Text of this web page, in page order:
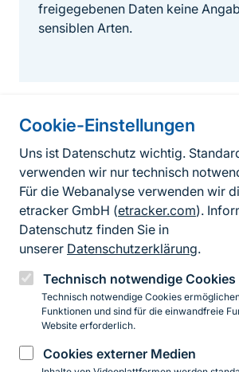
Cookie-Einstellungen
Uns ist Datenschutz wichtig.
verwenden wir nur technisch
Für die Webanalyse verwenden wir
etracker GmbH (etracker.com).
Datenschutz finden Sie in
unserer Datenschutzerklärung.
Technisch notwendige Cookies
Technisch notwendige Cookies
Funktionen und sind für die einwandfreie
Website erforderlich.
Cookies externer Medien
freigegebenen Daten keine
sensiblen Arten.
Informationen zur Seite
FußzeileKontakt zum BfN
Kontaktformular
Erklärung zur
Impressum
Datenschutz
InstagramFacebookYouTubeLinkedIn